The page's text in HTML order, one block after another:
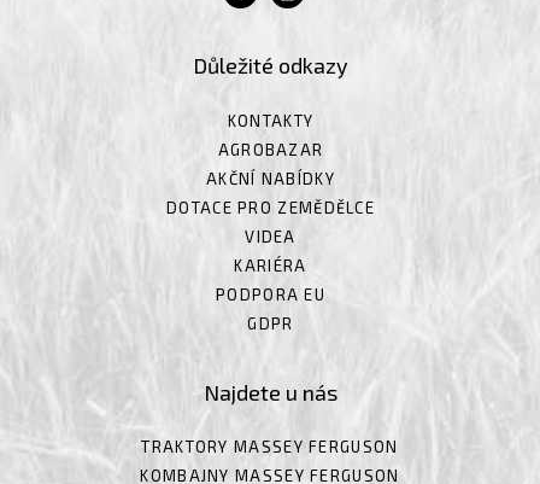
Důležité odkazy
KONTAKTY
AGROBAZAR
AKČNÍ NABÍDKY
DOTACE PRO ZEMĚDĚLCE
VIDEA
KARIÉRA
PODPORA EU
GDPR
Najdete u nás
TRAKTORY MASSEY FERGUSON
KOMBAJNY MASSEY FERGUSON